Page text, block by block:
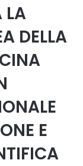
LA
DELLA
E